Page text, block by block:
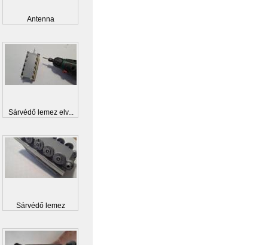
Antenna
Sárvédő lemez elv...
Sárvédő lemez